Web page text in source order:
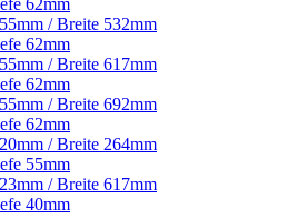
62mm
/ Breite 532mm
62mm
/ Breite 617mm
62mm
/ Breite 692mm
62mm
/ Breite 264mm
55mm
/ Breite 617mm
40mm